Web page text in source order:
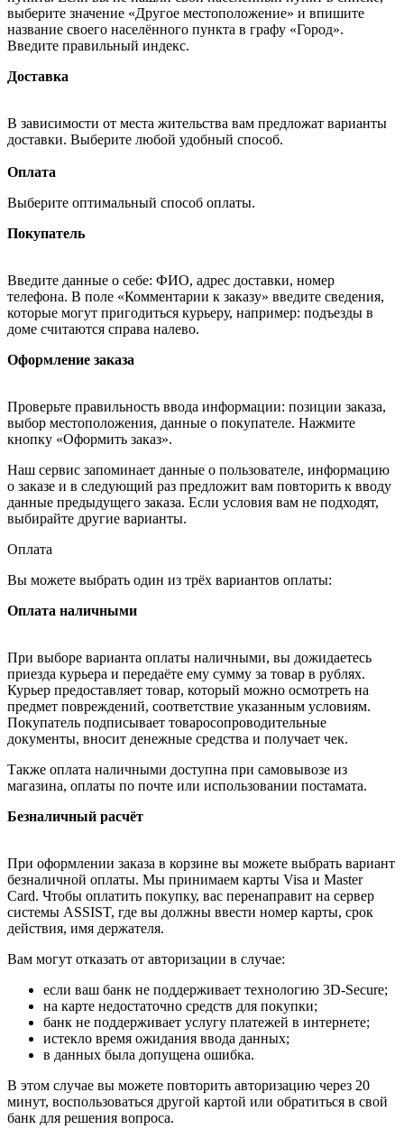
выберите значение «Другое местоположение» и впишите
название своего населённого пункта в графу «Город».
Введите правильный индекс.
Доставка
В зависимости от места жительства вам предложат варианты
доставки. Выберите любой удобный способ.
Оплата
Выберите оптимальный способ оплаты.
Покупатель
Введите данные о себе: ФИО, адрес доставки, номер
телефона. В поле «Комментарии к заказу» введите сведения,
которые могут пригодиться курьеру, например: подъезды в
доме считаются справа налево.
Оформление заказа
Проверьте правильность ввода информации: позиции заказа,
выбор местоположения, данные о покупателе. Нажмите
кнопку «Оформить заказ».
Наш сервис запоминает данные о пользователе, информацию
о заказе и в следующий раз предложит вам повторить к вводу
данные предыдущего заказа. Если условия вам не подходят,
выбирайте другие варианты.
Оплата
Вы можете выбрать один из трёх вариантов оплаты:
Оплата наличными
При выборе варианта оплаты наличными, вы дожидаетесь
приезда курьера и передаёте ему сумму за товар в рублях.
Курьер предоставляет товар, который можно осмотреть на
предмет повреждений, соответствие указанным условиям.
Покупатель подписывает товаросопроводительные
документы, вносит денежные средства и получает чек.
Также оплата наличными доступна при самовывозе из
магазина, оплаты по почте или использовании постамата.
Безналичный расчёт
При оформлении заказа в корзине вы можете выбрать вариант
безналичной оплаты. Мы принимаем карты Visa и Master
Card. Чтобы оплатить покупку, вас перенаправит на сервер
системы ASSIST, где вы должны ввести номер карты, срок
действия, имя держателя.
Вам могут отказать от авторизации в случае:
если ваш банк не поддерживает технологию 3D-Secure;
на карте недостаточно средств для покупки;
банк не поддерживает услугу платежей в интернете;
истекло время ожидания ввода данных;
в данных была допущена ошибка.
В этом случае вы можете повторить авторизацию через 20
минут, воспользоваться другой картой или обратиться в свой
банк для решения вопроса.